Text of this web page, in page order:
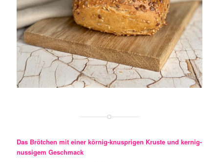
Das Brötchen mit einer körnig-knusprigen Kruste und kernig-
nussigem Geschmack